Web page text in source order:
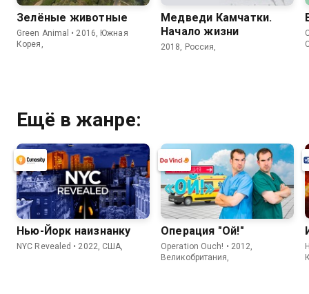
Зелёные животные
Green Animal • 2016, Южная
Корея,
Медведи Камчатки.
Начало жизни
2018, Россия,
Ещё в жанре:
Нью-Йорк наизнанку
NYC Revealed • 2022, США,
Операция "Ой!"
Operation Ouch! • 2012,
Великобритания,